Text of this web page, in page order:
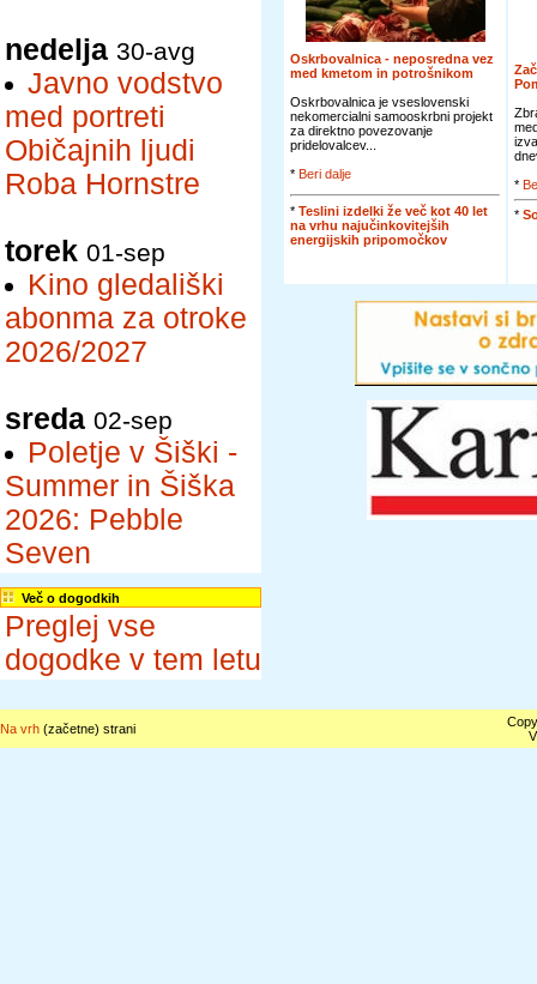
nedelja 30-avg
Javno vodstvo
med portreti
Običajnih ljudi
Roba Hornstre
torek 01-sep
Kino gledališki
abonma za otroke
2026/2027
sreda 02-sep
Poletje v Šiški -
Summer in Šiška
2026: Pebble
Seven
Več o dogodkih
Preglej vse
dogodke v tem letu
Oskrbovalnica - neposredna vez
med kmetom in potrošnikom
Oskrbovalnica je vseslovenski
nekomercialni samooskrbni projekt
za direktno povezovanje
pridelovalcev...
* Beri dalje
* Teslini izdelki že več kot 40 let
na vrhu najučinkovitejših
energijskih pripomočkov
*
*
Na vrh (začetne) strani